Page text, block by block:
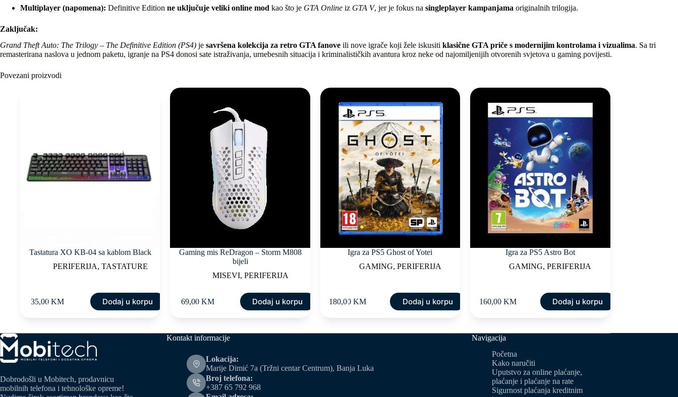
Multiplayer (napomena): Definitive Edition ne uključuje veliki online mod kao što je GTA Online iz GTA V, jer je fokus na singleplayer kampanjama originalnih trilogija.
Zaključak:
Grand Theft Auto: The Trilogy – The Definitive Edition (PS4) je savršena kolekcija za retro GTA fanove ili nove igrače koji žele iskusiti klasične GTA priče s modernijim kontrolama i vizualima. Sa tri
remasterirana naslova u jednom paketu, igranje na PS4 donosi sate istraživanja, urnebesnih situacija i kriminalističkih avantura kroz neke od najomiljenijih otvorenih svjetova u gaming povijesti.
Povezani proizvodi
Tastatura XO KB-04 sa kablom Black
PERIFERIJA, TASTATURE
35,00KM Dodaj u korpu
Gaming mis ReDragon – Storm M808
bijeli
MISEVI, PERIFERIJA
69,00 KM Dodaj u korpu
Igra za PS5 Ghost of Yotei
GAMING, PERIFERIJA
180,00KM Dodaj u korpu
Igra za PS5 Astro Bot
GAMING,PERIFERIJA
160,00 KM Dodaj u korpu
Dobrodošli u Mobitech, prodavnicu
mobilnih telefona i tehnološke opreme!
Kontakt informacije
Lokacija:
Marije Dimić 7a (Tržni centar Centrum), Banja Luka
Broj telefona:
+387 65 792 968
Navigacija
Početna
Kako naručiti
Uputstvo za online plaćanje,
plaćanje i plaćanje na rate
Sigurnost plaćanja kreditnim